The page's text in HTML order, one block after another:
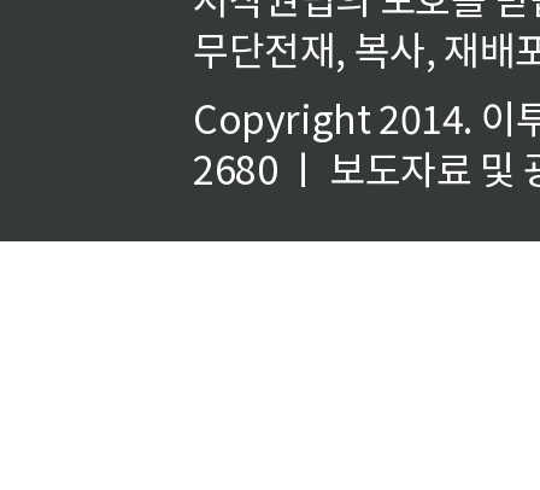
무단전재, 복사, 재배
Copyright 2014. 이
2680 ㅣ 보도자료